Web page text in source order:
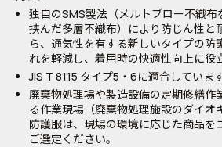
独自のSMS製法（メルトブロー不織
挟んだ多層不織布）により防じん性と
ら、通気性を有する新しいタイプの防
れを軽減し、着用時の快適性向上に役
JIS T 8115 タイプ5・6に適合しています
廃棄物処理場や製造設備の定期修繕作
る作業現場（廃棄物処理施設のダイオ
防護服は、現場の環境に応じた商品を
ご選定ください。